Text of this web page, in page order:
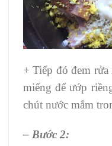
+ Tiếp đó đem rửa
miếng để ướp
chút nước mắm
– Bước 2: